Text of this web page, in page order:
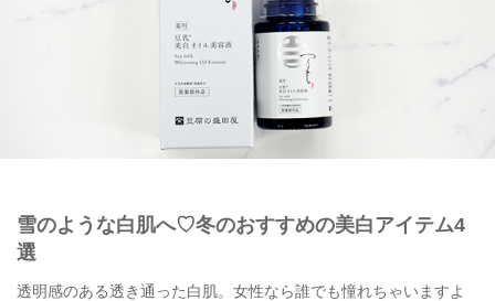
雪のような白肌へ♡冬のおすすめの美白アイテム4
選
透明感のある透き通った白肌。女性なら誰でも憧れちゃいますよ